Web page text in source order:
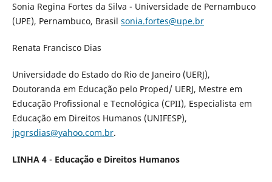
Sonia Regina Fortes da Silva - Universidade de Pernambuco
(UPE), Pernambuco, Brasil sonia.fortes@upe.br
Renata Francisco Dias
Universidade do Estado do Rio de Janeiro (UERJ),
Doutoranda em Educação pelo Proped/ UERJ, Mestre em
Educação Profissional e Tecnológica (CPII), Especialista em
Educação em Direitos Humanos (UNIFESP),
jpgrsdias@yahoo.com.br.
LINHA 4 - Educação e Direitos Humanos